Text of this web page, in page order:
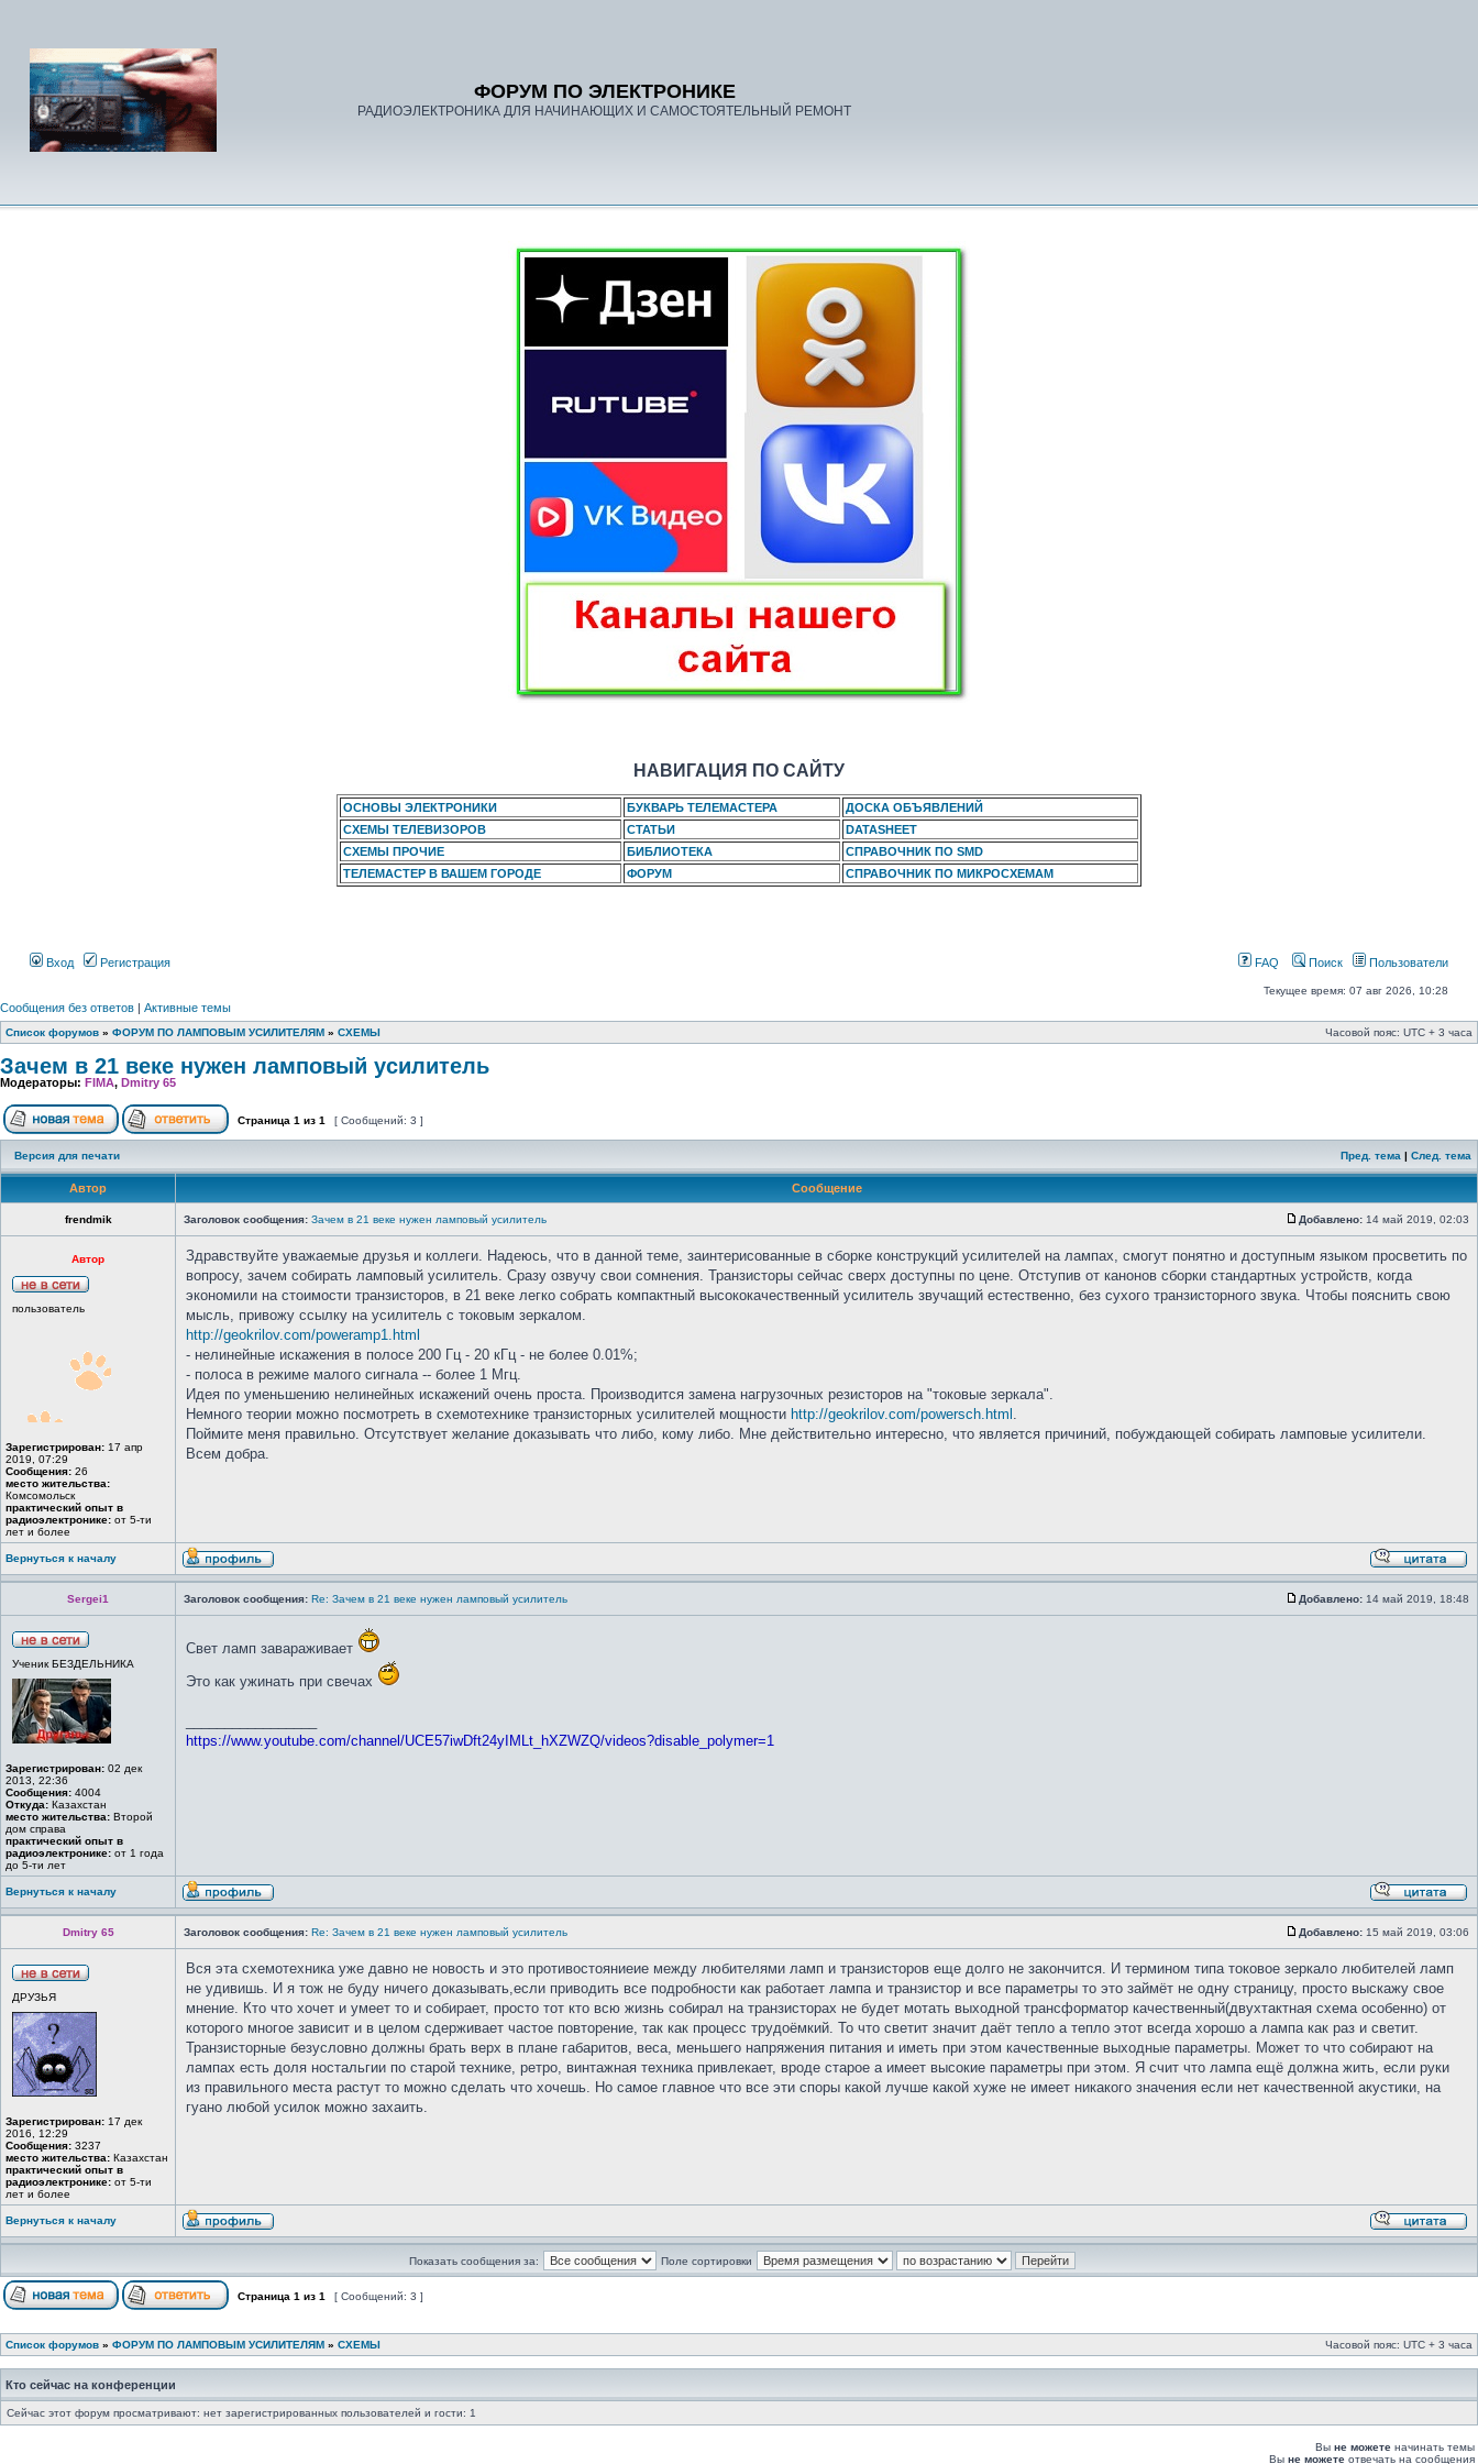
ФОРУМ ПО ЭЛЕКТРОНИКЕ
РАДИОЭЛЕКТРОНИКА ДЛЯ НАЧИНАЮЩИХ И САМОСТОЯТЕЛЬНЫЙ РЕМОНТ
НАВИГАЦИЯ ПО САЙТУ
ОСНОВЫ ЭЛЕКТРОНИКИ БУКВАРЬ ТЕЛЕМАСТЕРА
ДОСКА ОБЪЯВЛЕНИЙ
СХЕМЫ ТЕЛЕВИЗОРОВ
СТАТЬИ
DATASHEET
СХЕМЫ ПРОЧИЕ
БИБЛИОТЕКА
СПРАВОЧНИК ПО SMD
ТЕЛЕМАСТЕР В ВАШЕМ ГОРОДЕ
ФОРУМ СПРАВОЧНИК ПО МИКРОСХЕМАМ
Вход Регистрация FAQ Поиск Пользователи
Текущее время: 07 авг 2026, 10:28
Сообщения без ответов | Активные темы
Список форумов » ФОРУМ ПО ЛАМПОВЫМ УСИЛИТЕЛЯМ » СХЕМЫ Часовой пояс: UTC + 3 часа
Зачем в 21 веке нужен ламповый усилитель
Модераторы: FIMA, Dmitry 65
Страница 1 из 1 [ Сообщений: 3 ]
Версия для печати Пред. тема | След. тема
Автор Сообщение
frendmik Заголовок сообщения: Зачем в 21 веке нужен ламповый усилитель Добавлено: 14 май 2019, 02:03
Автор
пользователь
Зарегистрирован: 17 апр
2019, 07:29
Сообщения: 26
место жительства:
Комсомольск
практический опыт в
радиоэлектронике: от 5-ти
лет и более
Здравствуйте уважаемые друзья и коллеги. Надеюсь, что в данной теме, заинтерисованные в сборке конструкций усилителей на лампах, смогут понятно и доступным языком просветить по
вопросу, зачем собирать ламповый усилитель. Сразу озвучу свои сомнения. Транзисторы сейчас сверх доступны по цене. Отступив от канонов сборки стандартных устройств, когда
экономили на стоимости транзисторов, в 21 веке легко собрать компактный высококачественный усилитель звучащий естественно, без сухого транзисторного звука. Чтобы пояснить свою
мысль, привожу ссылку на усилитель с токовым зеркалом.
http://geokrilov.com/poweramp1.html
- нелинейные искажения в полосе 200 Гц - 20 кГц - не более 0.01%;
- полоса в режиме малого сигнала -- более 1 Мгц.
Идея по уменьшению нелинейных искажений очень проста. Производится замена нагрузочных резисторов на "токовые зеркала".
Немного теории можно посмотреть в схемотехнике транзисторных усилителей мощности http://geokrilov.com/powersch.html .
Поймите меня правильно. Отсутствует желание доказывать что либо, кому либо. Мне действительно интересно, что является причиний, побуждающей собирать ламповые усилители.
Всем добра.
Вернуться к началу
Sergei1 Заголовок сообщения: Re: Зачем в 21 веке нужен ламповый усилитель Добавлено: 14 май 2019, 18:48
Ученик БЕЗДЕЛЬНИКА
Зарегистрирован: 02 дек
2013, 22:36
Сообщения: 4004
Откуда: Казахстан
место жительства: Второй
дом справа
практический опыт в
радиоэлектронике: от 1 года
до 5-ти лет
Свет ламп завараживает
Это как ужинать при свечах
https://www.youtube.com/channel/UCE57iwDft24yIMLt_hXZWZQ/videos?disable_polymer=1
Вернуться к началу
Dmitry 65 Заголовок сообщения: Re: Зачем в 21 веке нужен ламповый усилитель Добавлено: 15 май 2019, 03:06
ДРУЗЬЯ
Зарегистрирован: 17 дек
2016, 12:29
Сообщения: 3237
место жительства: Казахстан
практический опыт в
радиоэлектронике: от 5-ти
лет и более
Вся эта схемотехника уже давно не новость и это противостояниеие между любителями ламп и транзисторов еще долго не закончится. И термином типа токовое зеркало любителей ламп
не удивишь. И я тож не буду ничего доказывать,если приводить все подробности как работает лампа и транзистор и все параметры то это займёт не одну страницу, просто выскажу свое
мнение. Кто что хочет и умеет то и собирает, просто тот кто всю жизнь собирал на транзисторах не будет мотать выходной трансформатор качественный(двухтактная схема особенно) от
которого многое зависит и в целом сдерживает частое повторение, так как процесс трудоёмкий. То что светит значит даёт тепло а тепло этот всегда хорошо а лампа как раз и светит.
Транзисторные безусловно должны брать верх в плане габаритов, веса, меньшего напряжения питания и иметь при этом качественные выходные параметры. Может то что собирают на
лампах есть доля ностальгии по старой технике, ретро, винтажная техника привлекает, вроде старое а имеет высокие параметры при этом. Я счит что лампа ещё должна жить, если руки
из правильного места растут то можно сделать что хочешь. Но самое главное что все эти споры какой лучше какой хуже не имеет никакого значения если нет качественной акустики, на
гуано любой усилок можно захаить.
Вернуться к началу
Показать сообщения за: Поле сортировки
Страница 1 из 1 [ Сообщений: 3 ]
Список форумов » ФОРУМ ПО ЛАМПОВЫМ УСИЛИТЕЛЯМ » СХЕМЫ Часовой пояс: UTC + 3 часа
Кто сейчас на конференции
Сейчас этот форум просматривают: нет зарегистрированных пользователей и гости: 1
Вы не можете начинать темы
Вы не можете отвечать на сообщения